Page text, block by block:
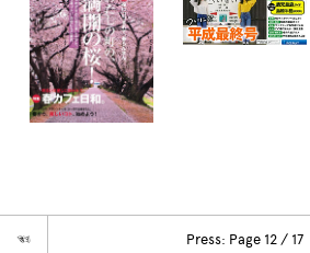
Press: Page 12 / 17
☜